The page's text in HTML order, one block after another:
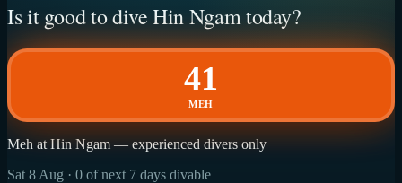
Is it good to dive Hin Ngam today?
41
MEH
Meh at Hin Ngam — experienced divers only
Sat 8 Aug · 0 of next 7 days divable